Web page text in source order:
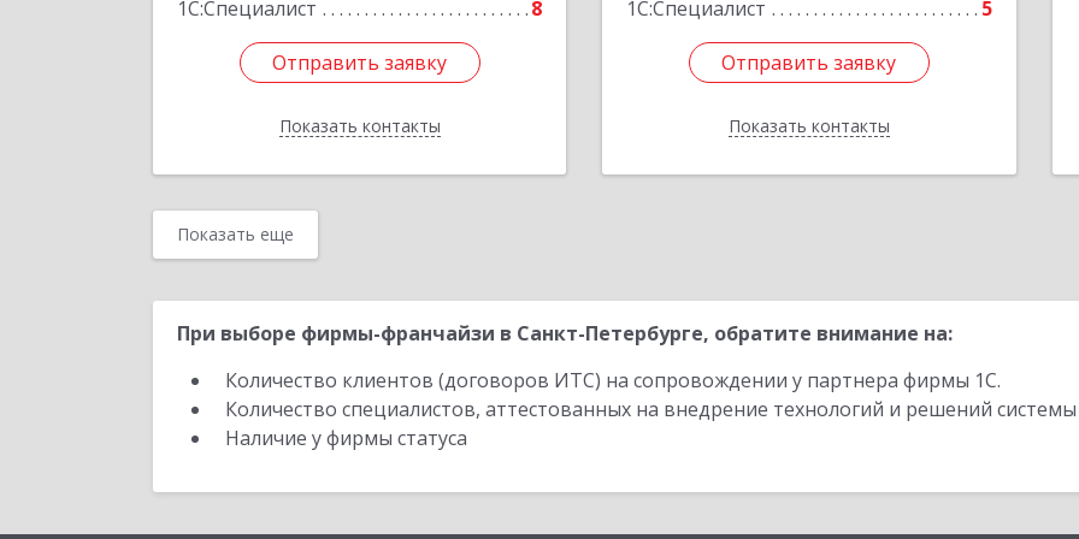
1С:Специалист
8
Отправить заявку
Показать контакты
Отправить заявку
Назад
1С:Специалист
5
Отправить заявку
Показать контакты
Отправить заявку
Назад
Показать еще
При выборе фирмы-франчайзи в Санкт-Петербурге, обратите внимание на:
Количество клиентов (договоров ИТС) на сопровождении у партнера фирмы 1С.
Количество специалистов, аттестованных на внедрение технологий и решений
Наличие у фирмы статуса